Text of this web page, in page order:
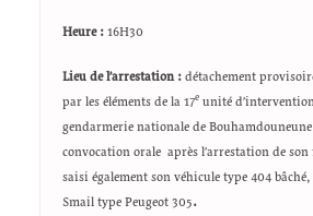
Heure : 16H30
Lieu de l’arrestation : détachement
par les éléments de la 17eunité
gendarmerie nationale de
convocation orale après l’arrestation de son
saisi également son véhicule type 404
Smail type Peugeot 305.